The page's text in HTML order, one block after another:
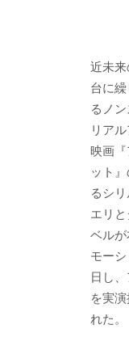
近未
台に
るノ
リア
映画『
ット
るシ
エリと
ベルが
モー
日し
を実
れた。